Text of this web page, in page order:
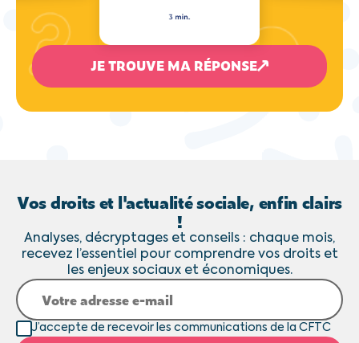
JE TROUVE MA RÉPONSE
Vos droits et l'actualité sociale, enfin clairs
!
Analyses, décryptages et conseils : chaque mois,
recevez l’essentiel pour comprendre vos droits et
les enjeux sociaux et économiques.
J’accepte de recevoir les communications de la CFTC